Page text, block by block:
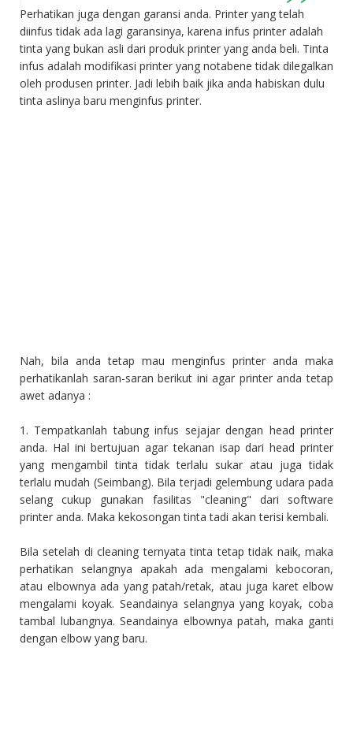
Perhatikan juga dengan garansi anda. Printer yang telah
diinfus tidak ada lagi garansinya, karena infus printer adalah
tinta yang bukan asli dari produk printer yang anda beli. Tinta
infus adalah modifikasi printer yang notabene tidak dilegalkan
oleh produsen printer. Jadi lebih baik jika anda habiskan dulu
tinta aslinya baru menginfus printer.
Nah, bila anda tetap mau menginfus printer anda maka
perhatikanlah saran-saran berikut ini agar printer anda tetap
awet adanya :
1. Tempatkanlah tabung infus sejajar dengan head printer
anda. Hal ini bertujuan agar tekanan isap dari head printer
yang mengambil tinta tidak terlalu sukar atau juga tidak
terlalu mudah (Seimbang). Bila terjadi gelembung udara pada
selang cukup gunakan fasilitas "cleaning" dari software
printer anda. Maka kekosongan tinta tadi akan terisi kembali.
Bila setelah di cleaning ternyata tinta tetap tidak naik, maka
perhatikan selangnya apakah ada mengalami kebocoran,
atau elbownya ada yang patah/retak, atau juga karet elbow
mengalami koyak. Seandainya selangnya yang koyak, coba
tambal lubangnya. Seandainya elbownya patah, maka ganti
dengan elbow yang baru.